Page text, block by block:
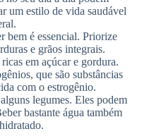
um estilo de vida saudável
bem é essencial. Priorize
e grãos integrais.
em açúcar e gordura.
que são substâncias
com o estrogênio.
legumes. Eles podem
bastante água também